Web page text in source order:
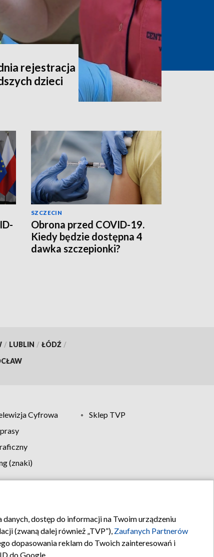
rejestracja
dzieci
SZCZECIN
Obrona przed COVID-19.
Kiedy będzie dostępna 4
dawka szczepionki?
/ LUBLIN / ŁÓDŹ /
Cyfrowa
Sklep TVP
(znaki)
Kontakt
dostęp do informacji na Twoim urządzeniu
(zwaną dalej również „TVP”), Zaufanych Partnerów
dopasowania reklam do Twoich zainteresowań i
do Google.